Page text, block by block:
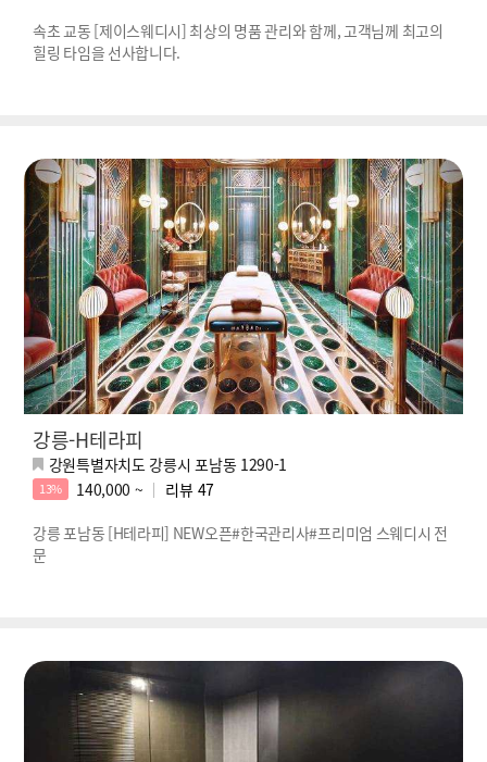
속초 교동 [제이스웨디시] 최상의 명품 관리와 함께, 고객님께 최고의
힐링 타임을 선사합니다.
강릉-H테라피
강원특별자치도 강릉시 포남동 1290-1
13% 140,000 ~ 리뷰 47
강릉 포남동 [H테라피] NEW오픈#한국관리사#프리미엄 스웨디시 전
문